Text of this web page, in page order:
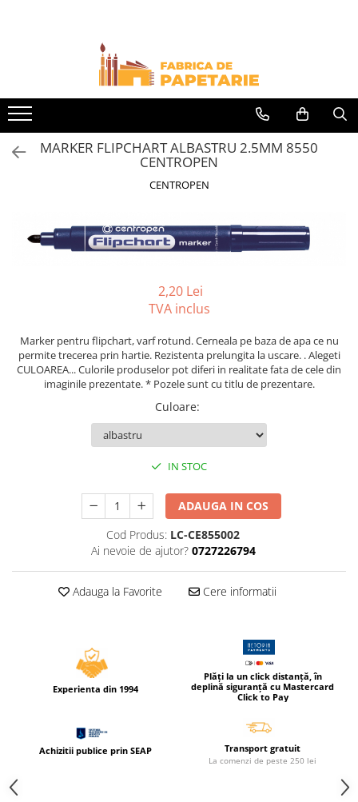
Toate Produsele
Hartie si articole din hartie
Hartie pentru copiator si cartoane
Hartie color pentru copiator
Papetarie personalizata
Bloc Notes-uri brosate
Bloc Notes-uri spiralizate
Tipizate
Tipizate autocopiative
Rezerva cub notes
Indigo si hartie carbon
Caiete pentru birou
Caiete A4
Caiete A4
Caiete incepatori Tip I, II, III
Caiete speciale
Hartie glacee
MARKER FLIPCHART ALBASTRU 2.5MM 8550
CENTROPEN
CENTROPEN
2,20 Lei
TVA inclus
Marker pentru flipchart, varf rotund. Cerneala pe baza de apa ce nu
permite trecerea prin hartie. Rezistenta prelungita la uscare. . Alegeti
CULOAREA... Culorile produselor pot diferi in realitate fata de cele din
imaginile prezentate. * Pozele sunt cu titlu de prezentare.
Culoare:
IN STOC
ADAUGA IN COS
Cod Produs: LC-CE855002
Ai nevoie de ajutor? 0727226794
Adauga la Favorite Cere informatii
Experienta din 1994
Plăți la un click distanță, în
deplină siguranță cu Mastercard
Click to Pay
Achizitii publice prin SEAP Transport gratuit
La comenzi de peste 250 lei